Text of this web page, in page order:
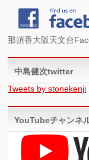
那須香大阪天文台
中島健次twitter
Tweets by stonekenji
YouTubeチャンネ